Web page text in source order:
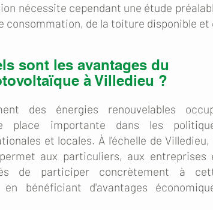
nécessite cependant une étude
consommation, de la toiture disponible
sont les avantages du
à Villedieu ?
des énergies renouvelables
place importante dans les
et locales. À l'échelle de Villedieu,
aux particuliers, aux entreprises
de participer concrètement à
bénéficiant d'avantages